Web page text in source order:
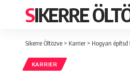
SIKERRE
Sikerre Öltözve > Karrier > Hogyan
KARRIER